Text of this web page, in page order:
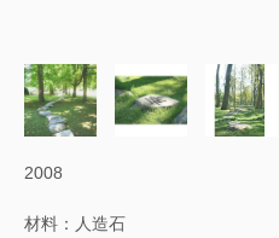
2008
材料：人造石